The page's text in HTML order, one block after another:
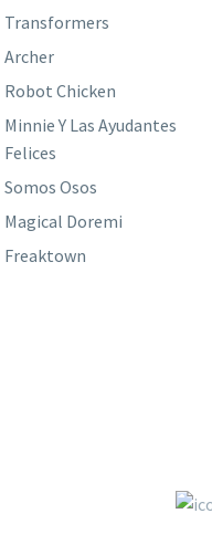
Transformers
Archer
Robot Chicken
Minnie Y Las Ayudantes
Felices
Somos Osos
Magical Doremi
Freaktown